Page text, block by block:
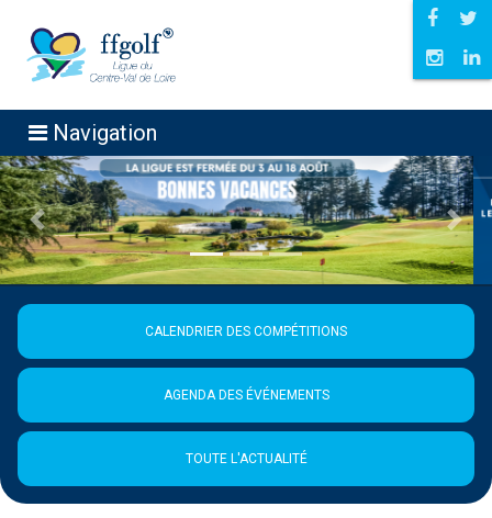
Navigation
Précédent
CALENDRIER DES COMPÉTITIONS
AGENDA DES ÉVÉNEMENTS
TOUTE L'ACTUALITÉ